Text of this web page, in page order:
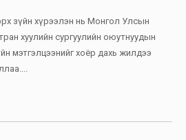
зүйн хүрээлэн нь Монгол Улсын
хуулийн сургуулийн оюутнуудын
мэтгэлцээнийг хоёр дахь жилдээ